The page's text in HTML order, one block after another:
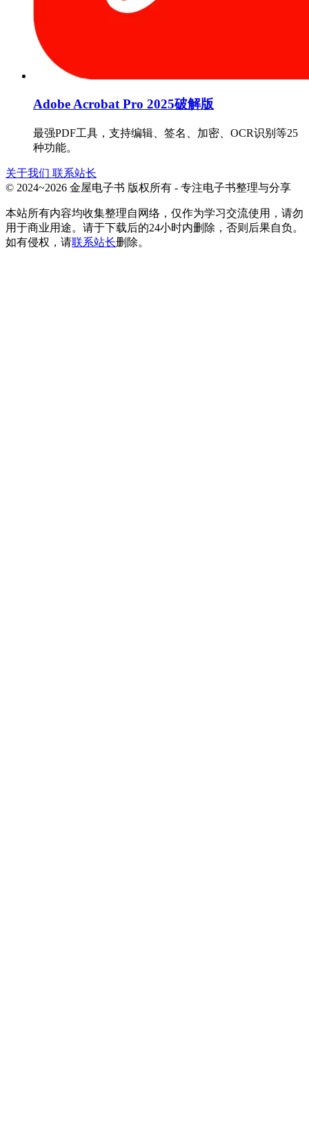
Adobe Acrobat Pro 2025破解版
最强PDF工具，支持编辑、签名、加密、OCR识别等25
种功能。
关于我们 联系站长
© 2024~2026 金屋电子书 版权所有 - 专注电子书整理与分享
本站所有内容均收集整理自网络，仅作为学习交流使用，请勿
用于商业用途。请于下载后的24小时内删除，否则后果自负。
如有侵权，请联系站长删除。